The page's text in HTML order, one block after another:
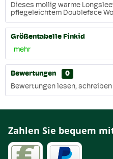
Dieses mollig warme
pflegeleichtem Doubleface
Größentabelle Finkid
mehr
Bewertungen
0
Bewertungen lesen,
Zahlen Sie bequem